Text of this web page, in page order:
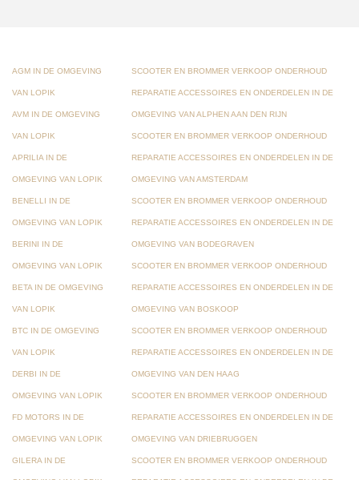
AGM IN DE OMGEVING
VAN LOPIK
AVM IN DE OMGEVING
VAN LOPIK
APRILIA IN DE
OMGEVING VAN LOPIK
BENELLI IN DE
OMGEVING VAN LOPIK
BERINI IN DE
OMGEVING VAN LOPIK
BETA IN DE OMGEVING
VAN LOPIK
BTC IN DE OMGEVING
VAN LOPIK
DERBI IN DE
OMGEVING VAN LOPIK
FD MOTORS IN DE
OMGEVING VAN LOPIK
GILERA IN DE
SCOOTER EN BROMMER VERKOOP ONDERHOUD
REPARATIE ACCESSOIRES EN ONDERDELEN IN DE
OMGEVING VAN ALPHEN AAN DEN RIJN
SCOOTER EN BROMMER VERKOOP ONDERHOUD
REPARATIE ACCESSOIRES EN ONDERDELEN IN DE
OMGEVING VAN AMSTERDAM
SCOOTER EN BROMMER VERKOOP ONDERHOUD
REPARATIE ACCESSOIRES EN ONDERDELEN IN DE
OMGEVING VAN BODEGRAVEN
SCOOTER EN BROMMER VERKOOP ONDERHOUD
REPARATIE ACCESSOIRES EN ONDERDELEN IN DE
OMGEVING VAN BOSKOOP
SCOOTER EN BROMMER VERKOOP ONDERHOUD
REPARATIE ACCESSOIRES EN ONDERDELEN IN DE
OMGEVING VAN DEN HAAG
SCOOTER EN BROMMER VERKOOP ONDERHOUD
REPARATIE ACCESSOIRES EN ONDERDELEN IN DE
OMGEVING VAN DRIEBRUGGEN
SCOOTER EN BROMMER VERKOOP ONDERHOUD